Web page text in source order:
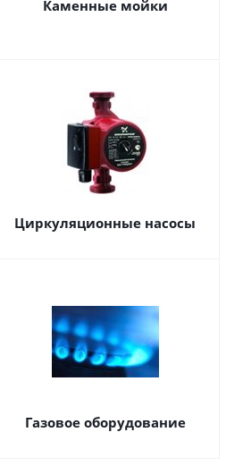
Каменные мойки
Циркуляционные насосы
Газовое оборудование